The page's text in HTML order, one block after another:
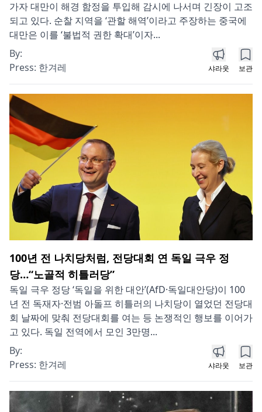
가자 대만이 해경 함정을 투입해 감시에 나서며 긴장이 고조
되고 있다. 순찰 지역을 ‘관할 해역’이라고 주장하는 중국에
대만은 이를 ‘불법적 권한 확대’이자...
By:
Press: 한겨레 샤라웃 보관
100년 전 나치당처럼, 전당대회 연 독일 극우 정
당…“노골적 히틀러당”
독일 극우 정당 ‘독일을 위한 대안’(AfD·독일대안당)이 100
년 전 독재자·전범 아돌프 히틀러의 나치당이 열었던 전당대
회 날짜에 맞춰 전당대회를 여는 등 논쟁적인 행보를 이어가
고 있다. 독일 전역에서 모인 3만명...
By:
Press: 한겨레 샤라웃 보관